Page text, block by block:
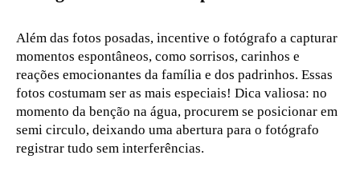
Além das fotos posadas, incentive o fotógrafo a capturar
momentos espontâneos, como sorrisos, carinhos e
reações emocionantes da família e dos padrinhos. Essas
fotos costumam ser as mais especiais! Dica valiosa: no
momento da benção na água, procurem se posicionar em
semi circulo, deixando uma abertura para o fotógrafo
registrar tudo sem interferências.